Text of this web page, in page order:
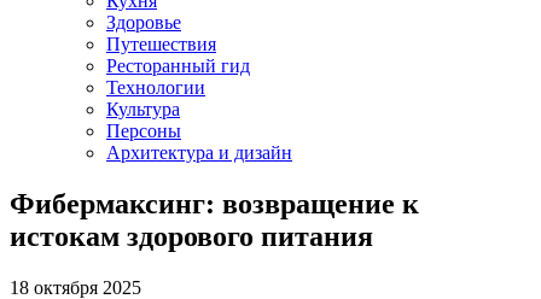
Здоровье
Путешествия
Ресторанный гид
Технологии
Культура
Персоны
Архитектура и дизайн
Фибермаксинг: возвращение к
истокам здорового питания
18 октября 2025